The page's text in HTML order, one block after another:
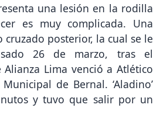
una lesión en la rodilla
es muy complicada. Una
posterior, la cual se le
26 de marzo, tras el
Lima venció a Atlético
de Bernal. ‘Aladino’
y tuvo que salir por un